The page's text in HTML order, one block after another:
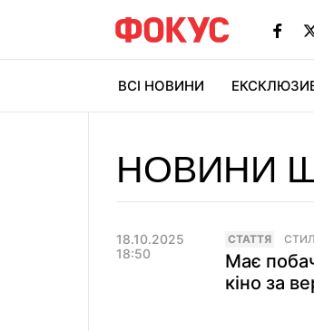
ВСІ НОВИНИ
НОВИНИ
18.10.2025
18:50
СТАТТЯ
Має
кіно за